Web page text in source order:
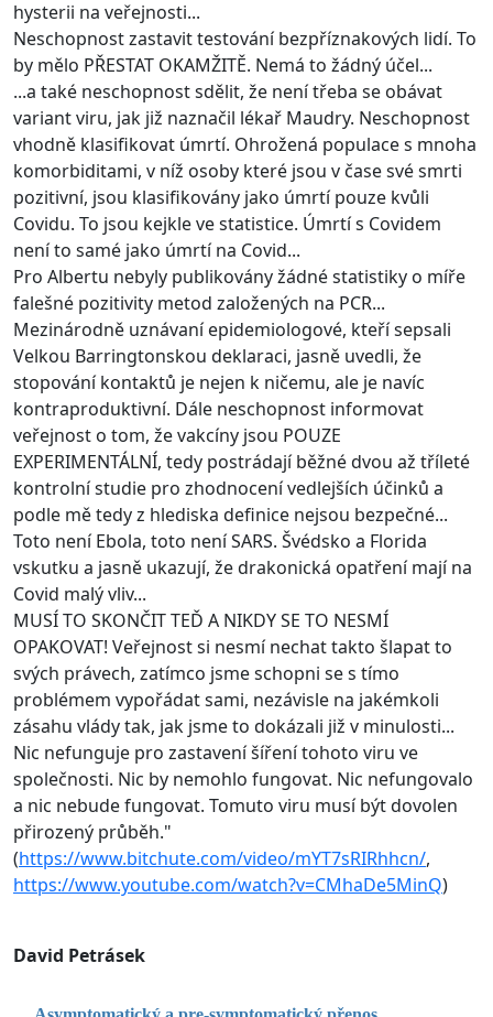
hysterii na veřejnosti...
Neschopnost zastavit testování bezpříznakových lidí. To
by mělo PŘESTAT OKAMŽITĚ. Nemá to žádný účel...
...a také neschopnost sdělit, že není třeba se obávat
variant viru, jak již naznačil lékař Maudry. Neschopnost
vhodně klasifikovat úmrtí. Ohrožená populace s mnoha
komorbiditami, v níž osoby které jsou v čase své smrti
pozitivní, jsou klasifikovány jako úmrtí pouze kvůli
Covidu. To jsou kejkle ve statistice. Úmrtí s Covidem
není to samé jako úmrtí na Covid...
Pro Albertu nebyly publikovány žádné statistiky o míře
falešné pozitivity metod založených na PCR...
Mezinárodně uznávaní epidemiologové, kteří sepsali
Velkou Barringtonskou deklaraci, jasně uvedli, že
stopování kontaktů je nejen k ničemu, ale je navíc
kontraproduktivní. Dále neschopnost informovat
veřejnost o tom, že vakcíny jsou POUZE
EXPERIMENTÁLNÍ, tedy postrádají běžné dvou až tříleté
kontrolní studie pro zhodnocení vedlejších účinků a
podle mě tedy z hlediska definice nejsou bezpečné...
Toto není Ebola, toto není SARS. Švédsko a Florida
vskutku a jasně ukazují, že drakonická opatření mají na
Covid malý vliv...
MUSÍ TO SKONČIT TEĎ A NIKDY SE TO NESMÍ
OPAKOVAT! Veřejnost si nesmí nechat takto šlapat to
svých právech, zatímco jsme schopni se s tímo
problémem vypořádat sami, nezávisle na jakémkoli
zásahu vlády tak, jak jsme to dokázali již v minulosti...
Nic nefunguje pro zastavení šíření tohoto viru ve
společnosti. Nic by nemohlo fungovat. Nic nefungovalo
a nic nebude fungovat. Tomuto viru musí být dovolen
přirozený průběh."
(https://www.bitchute.com/video/mYT7sRIRhhcn/,
https://www.youtube.com/watch?v=CMhaDe5MinQ)
David Petrásek